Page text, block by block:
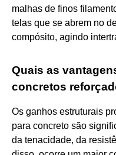
malhas de finos
telas que se abrem no
compósito, agindo
Quais as
concretos
Os ganhos estruturais
para concreto são
da tenacidade, da